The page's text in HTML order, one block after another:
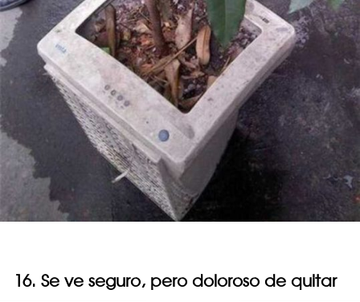
16. Se ve seguro, pero doloroso de quitar